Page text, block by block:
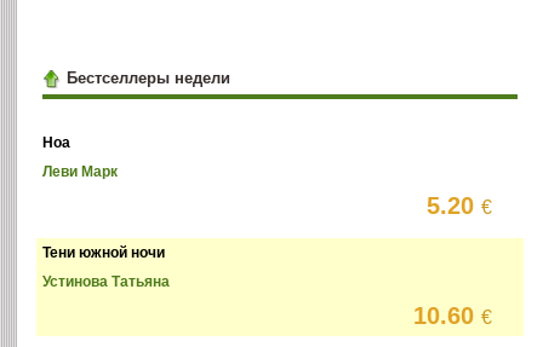
Бестселлеры недели
Ноа
Леви Марк
5.20€
Тени южной ночи
Устинова Татьяна
10.60€